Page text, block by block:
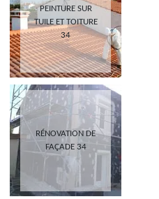
PEINTURE SUR
TUILE ET TOITURE
34
RÉNOVATION DE
FAÇADE 34